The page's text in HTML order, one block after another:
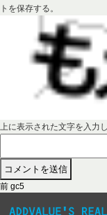
トを保存する。
上に表示された文字を入力
投
稿
前 前
投
gc5